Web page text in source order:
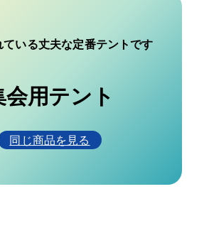
いる丈夫な定番テントです
会用テント
同じ商品を見る